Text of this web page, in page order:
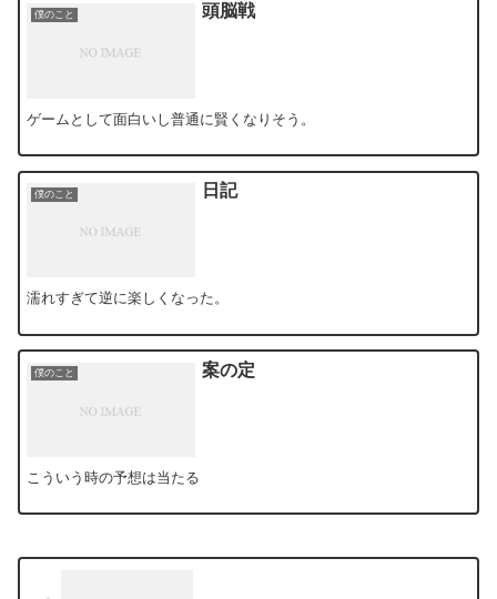
僕のこと 頭脳戦
ゲームとして面白いし普通に賢くなりそう。
僕のこと 日記
濡れすぎて逆に楽しくなった。
僕のこと 案の定
こういう時の予想は当たる